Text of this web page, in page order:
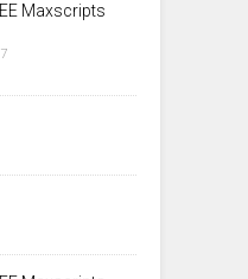
Maxscripts